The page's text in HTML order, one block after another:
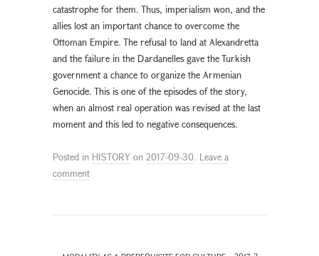
catastrophe for them. Thus, imperialism won, and the
allies lost an important chance to overcome the
Ottoman Empire. The refusal to land at Alexandretta
and the failure in the Dardanelles gave the Turkish
government a chance to organize the Armenian
Genocide. This is one of the episodes of the story,
when an almost real operation was revised at the last
moment and this led to negative consequences.
Posted in HISTORY on 2017-09-30. Leave a
comment